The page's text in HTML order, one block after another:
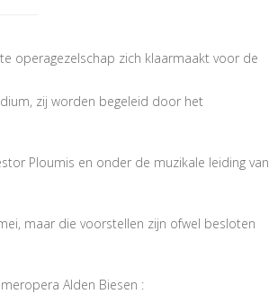
operagezelschap zich klaarmaakt voor de
zij worden begeleid door het
Ploumis en onder de muzikale leiding van
maar die voorstellen zijn ofwel besloten
Alden Biesen :